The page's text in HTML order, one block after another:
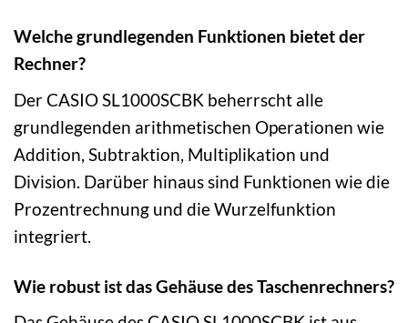
Welche grundlegenden Funktionen bietet der
Rechner?
Der CASIO SL1000SCBK beherrscht alle
grundlegenden arithmetischen Operationen wie
Addition, Subtraktion, Multiplikation und
Division. Darüber hinaus sind Funktionen wie die
Prozentrechnung und die Wurzelfunktion
integriert.
Wie robust ist das Gehäuse des Taschenrechners?